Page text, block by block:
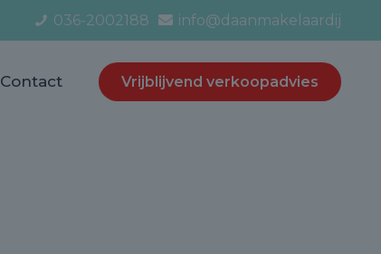
036-2002188 info@daanmakelaardij
Contact Vrijblijvend verkoopadvies